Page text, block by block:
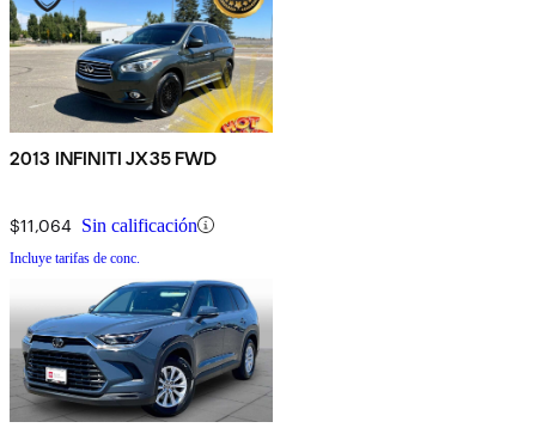
2013 INFINITI JX35 FWD
$11,064 Sin calificación
Incluye tarifas de conc.